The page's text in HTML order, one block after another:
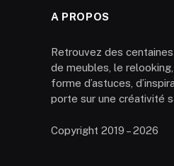
A PROPOS
Retrouvez des
de meubles, le
forme d’astuces,
porte sur une créativité
Copyright 2019 – 2026